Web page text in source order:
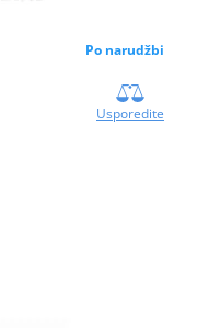
Po narudžbi
Usporedite